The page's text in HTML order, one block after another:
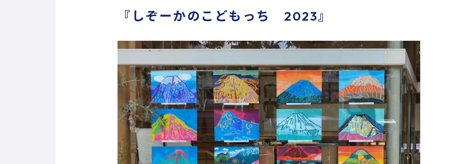
『しぞーかのこどもっち 2023』